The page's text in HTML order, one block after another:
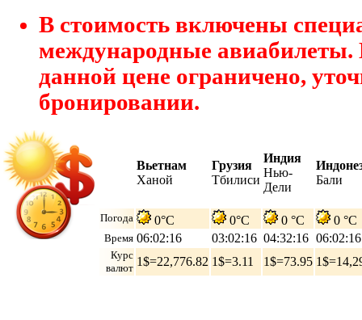
В стоимость включены
международные авиабилеты.
данной цене ограничено,
бронировании.
Вьетнам
Ханой
Грузия
Тбилиси
Индия
Нью-
Дели
Бали
Погода 0°C 0°C 0 °C 0 °C
Время 06:02:17 03:02:17 04:32:17 06:02:17
Курс
валют 1$=22,776.82 1$=3.11 1$=73.95